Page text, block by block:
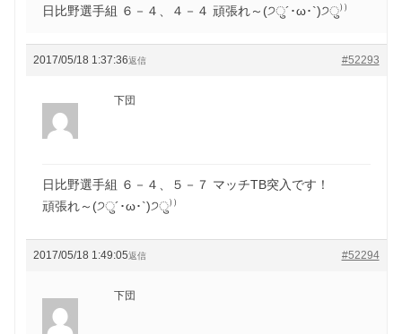
日比野選手組 ６－４、４－４ 頑張れ～(੭ु´･ω･`)੭ु⁾⁾
2017/05/18 1:37:36 #52293
返信
下団
日比野選手組 ６－４、５－７ マッチTB突入です！
頑張れ～(੭ु´･ω･`)੭ु⁾⁾
2017/05/18 1:49:05 #52294
返信
下団